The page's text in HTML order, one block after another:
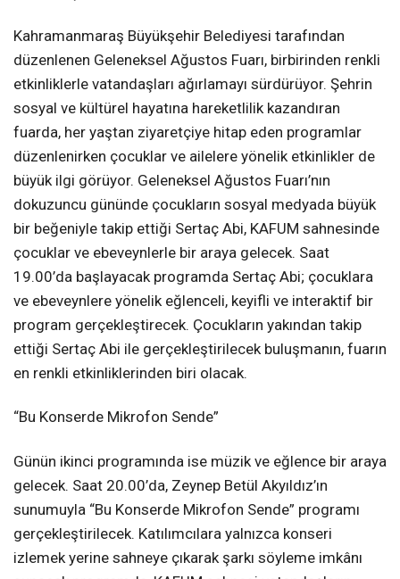
Kahramanmaraş Büyükşehir Belediyesi tarafından
düzenlenen Geleneksel Ağustos Fuarı, birbirinden renkli
etkinliklerle vatandaşları ağırlamayı sürdürüyor. Şehrin
sosyal ve kültürel hayatına hareketlilik kazandıran
fuarda, her yaştan ziyaretçiye hitap eden programlar
düzenlenirken çocuklar ve ailelere yönelik etkinlikler de
büyük ilgi görüyor. Geleneksel Ağustos Fuarı’nın
dokuzuncu gününde çocukların sosyal medyada büyük
bir beğeniyle takip ettiği Sertaç Abi, KAFUM sahnesinde
çocuklar ve ebeveynlerle bir araya gelecek. Saat
19.00’da başlayacak programda Sertaç Abi; çocuklara
ve ebeveynlere yönelik eğlenceli, keyifli ve interaktif bir
program gerçekleştirecek. Çocukların yakından takip
ettiği Sertaç Abi ile gerçekleştirilecek buluşmanın, fuarın
en renkli etkinliklerinden biri olacak.
“Bu Konserde Mikrofon Sende”
Günün ikinci programında ise müzik ve eğlence bir araya
gelecek. Saat 20.00’da, Zeynep Betül Akyıldız’ın
sunumuyla “Bu Konserde Mikrofon Sende” programı
gerçekleştirilecek. Katılımcılara yalnızca konseri
izlemek yerine sahneye çıkarak şarkı söyleme imkânı